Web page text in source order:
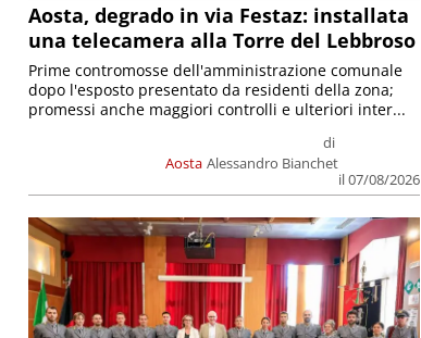
Aosta, degrado in via Festaz: installata
una telecamera alla Torre del Lebbroso
Aosta
di
Alessandro Bianchet
il 07/08/2026
Prime contromosse dell'amministrazione comunale
dopo l'esposto presentato da residenti della zona;
promessi anche maggiori controlli e ulteriori inter...